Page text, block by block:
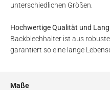
unterschiedlichen Größen.
Hochwertige Qualität und
Backblechhalter ist aus
garantiert so eine lange
Maße